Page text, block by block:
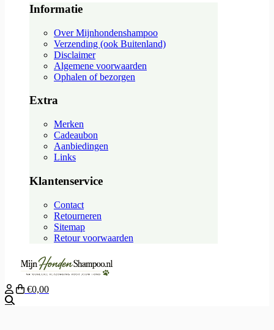
Informatie
Over Mijnhondenshampoo
Verzending (ook Buitenland)
Disclaimer
Algemene voorwaarden
Ophalen of bezorgen
Extra
Merken
Cadeaubon
Aanbiedingen
Links
Klantenservice
Contact
Retourneren
Sitemap
Retour voorwaarden
€0,00